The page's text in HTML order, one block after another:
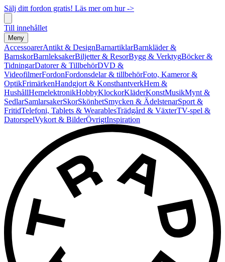
Sälj ditt fordon gratis! Läs mer om hur ->
Till innehållet
Meny
AccessoarerAntikt & DesignBarnartiklarBarnkläder &
BarnskorBarnleksakerBiljetter & ResorBygg & VerktygBöcker &
TidningarDatorer & TillbehörDVD &
VideofilmerFordonFordonsdelar & tillbehörFoto, Kameror &
OptikFrimärkenHandgjort & KonsthantverkHem &
HushållHemelektronikHobbyKlockorKläderKonstMusikMynt &
SedlarSamlarsakerSkorSkönhetSmycken & ÄdelstenarSport &
FritidTelefoni, Tablets & WearablesTrädgård & VäxterTV-spel &
DatorspelVykort & BilderÖvrigtInspiration